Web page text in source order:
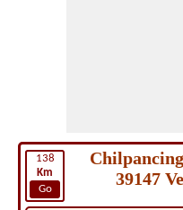
138
Km
Go
39147